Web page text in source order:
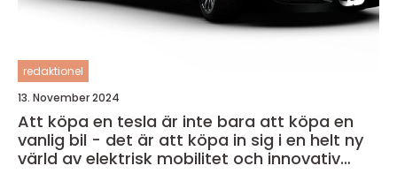
redaktionel
13. November 2024
Att köpa en tesla är inte bara att köpa en
vanlig bil - det är att köpa in sig i en helt ny
värld av elektrisk mobilitet och innovativ